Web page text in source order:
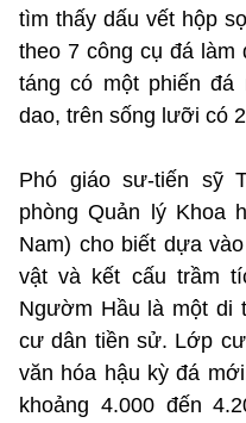
tìm thấy dấu vết hộp
theo 7 công cụ đá làm
táng có một phiến đá
dao, trên sống lưỡi có
Phó giáo sư-tiến sỹ
phòng Quản lý Khoa
Nam) cho biết dựa
vật và kết cấu trầm
Ngườm Hầu là một di
cư dân tiền sử. Lớp
văn hóa hậu kỳ đá
khoảng 4.000 đến